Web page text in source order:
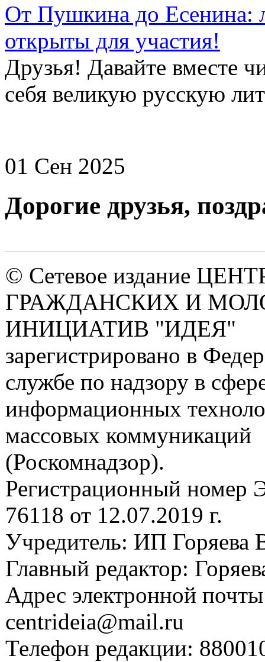
От Пушкина до Есенина:
открыты для участия!
Друзья! Давайте вместе
себя великую русскую
01 Сен 2025
Дорогие друзья,
© Сетевое издание
ГРАЖДАНСКИХ И
ИНИЦИАТИВ "ИДЕЯ"
зарегистрировано в
службе по надзору в
информационных
массовых коммуникаций
(Роскомнадзор).
Регистрационный
76118 от 12.07.2019 г.
Учредитель: ИП Горяева
Главный редактор:
Адрес электронной
centrideia@mail.ru
Телефон редакции: